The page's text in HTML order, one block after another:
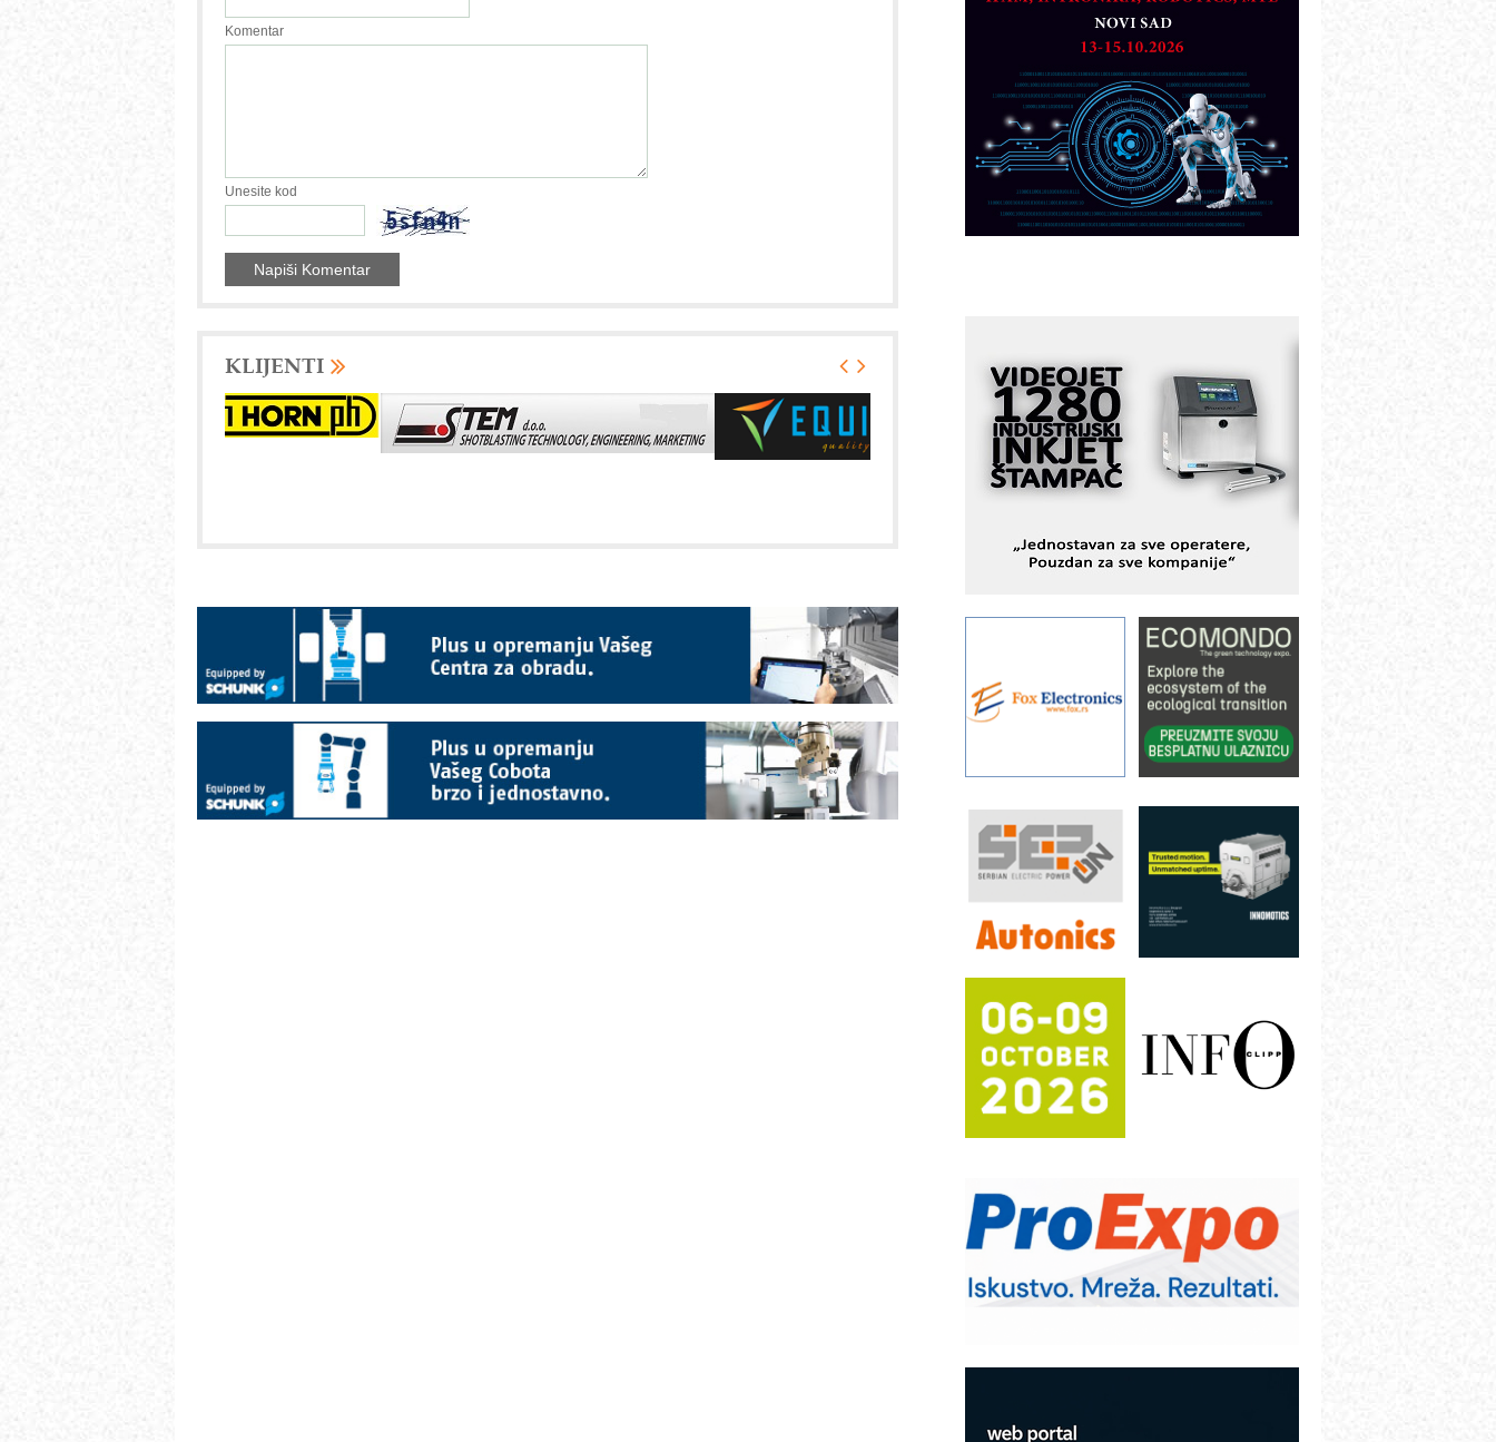
Komentar
Unesite kod
KLIJENTI
rešenja
Marcom-plast d.o.o.- vaš pouzdan
CTO - Prilagodite svoju toplinsku
obradu!
Razvoj asortimanskog pravca MINI-
PLC AKYTEC
AUKOM: Svetski standard metrologije
dostupan u Srbiji
Fleksibilno stezanje i brzo
podešavanje u proizvodnji prototipova
KIP KOP – napredna rešenja za
savremene industrijske i logističke
objekte
rešenjima
STAUFF – Komponente koje
povećavaju pouzdanost hidrauličkih
sistema
YAMADA pumpe – japanska
pouzdanost u transferu fluida
Filtration Group Industrial – Napredna
procesnim sistemima
RILINEX kompanije Rittal
FANUC: Najbolje za vašu pametnu
Efikasno upravljanje energijom
Automatizacija pakovanja · Display
(Shelf-Ready) omotnice
Potpuna efikasnost bez složenih
sistema
Trajna oznaka kao dugoročna korist
Bezbednost na prvom mestu!
– Pametna signalizacija za efikasnije
upravljanje mašinama
Mitutoyo Crysta-Apex V PLUS: Nova
era CNC merenja
mrežnog pretvarača sa tečnim
COMBYPACK